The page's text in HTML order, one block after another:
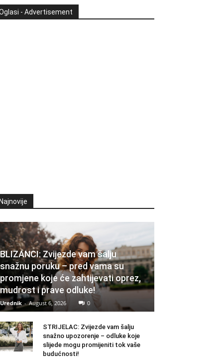
- Advertisement
BLIZANCI: Zvijezde vam šalju
snažnu poruku – pred vama su
promjene koje će zahtijevati oprez,
mudrost i prave odluke!
Urednik - August 6, 2026 0
STRIJELAC: Zvijezde vam šalju
snažno upozorenje – odluke koje
slijede mogu promijeniti tok vaše
budućnosti!